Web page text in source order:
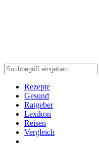
Rezepte
Gesund
Ratgeber
Lexikon
Reisen
Vergleich